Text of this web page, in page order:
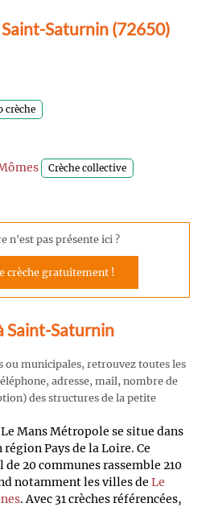
Saturnin (72650)
crèche
Crèche collective
n'est pas présente ici ?
crèche gratuitement !
Saint-Saturnin
ou municipales, retrouvez toutes les
adresse, mail, nombre de
des structures de la petite
Mans Métropole se situe dans
Pays de la Loire. Ce
20 communes rassemble 210
notamment les villes de Le
. Avec 31 crèches référencées,